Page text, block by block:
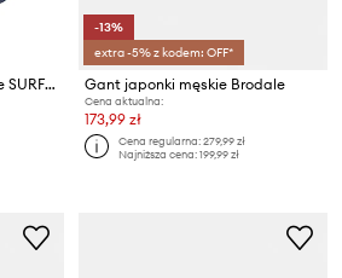
Havaianas japonki męskie SURFER COAST
-13%
extra -5% z kodem: OFF*
Gant japonki męskie Brodale
Cena aktualna:
173,99 zł
Cena regularna:279,99 zł
Najniższa cena:199,99 zł